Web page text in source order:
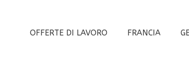
OFFERTE DI LAVORO FRANCIA